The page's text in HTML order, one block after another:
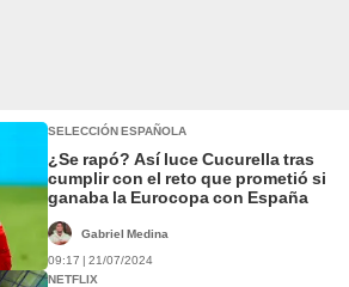
SELECCIÓN ESPAÑOLA
¿Se rapó? Así luce Cucurella tras
cumplir con el reto que prometió si
ganaba la Eurocopa con España
Gabriel Medina
09:17 | 21/07/2024
NETFLIX